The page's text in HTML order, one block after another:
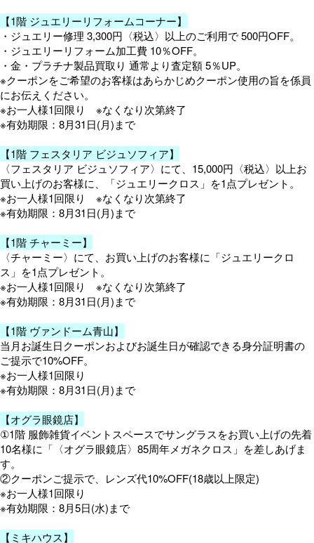
【1階 ジュエリーリフォームコーナー】
・ジュエリー修理 3,300円〈税込〉以上のご利用で 500円OFF。
・ジュエリーリフォーム加工費 10％OFF。
・金・プラチナ製品買取り 通常より査定額 5％UP。
※クーポンをご希望のお客様はあらかじめクーポン使用の旨を係員
にお伝えください。
※お一人様1回限り ※なくなり次第終了
※有効期限：8月31日(月)まで
【1階 フェスタリア ビジュソフィア】
〈フェスタリア ビジュソフィア〉にて、15,000円〈税込〉以上お
買い上げのお客様に、「ジュエリークロス」を1点プレゼント。
※お一人様1回限り ※なくなり次第終了
※有効期限：8月31日(月)まで
【1階 チャーミー】
〈チャーミー〉にて、お買い上げのお客様に「ジュエリークロ
ス」を1点プレゼント。
※お一人様1回限り ※なくなり次第終了
※有効期限：8月31日(月)まで
【1階 ヴァンドーム青山】
当月お誕生日クーポンおよびお誕生日が確認できる身分証明書の
ご提示で10%OFF。
※お一人様1回限り
※有効期限：8月31日(月)まで
【オグラ眼鏡店】
①1階 服飾雑貨イベントスペースでサングラスをお買い上げの先着
10名様に「〈オグラ眼鏡店〉85周年メガネクロス」を差しあげま
す。
②クーポンご提示で、レンズ代10%OFF(18歳以上限定)
※お一人様1回限り
※有効期限：8月5日(水)まで
【ミキハウス】